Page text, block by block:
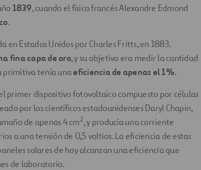
1839, cuando el físico francés Alexandre Edmond
.
en Estados Unidos por Charles Fritts, en 1883.
fina capa de oro, y su objetivo era medir la cantidad
primitiva tenía unaeficiencia de apenas el 1%.
primer dispositivo fotovoltaico compuesto por células
por los científicos estadounidenses Daryl Chapin,
de apenas 4 cm2, y producía una corriente
a una tensión de 0,5 voltios. La eficiencia de estas
solares de hoy alcanzan una eficiencia que
de laboratorio.